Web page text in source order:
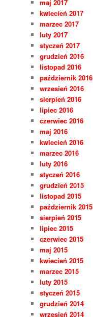
maj 2017
kwiecień 2017
marzec 2017
luty 2017
styczeń 2017
grudzień 2016
listopad 2016
październik 2016
wrzesień 2016
sierpień 2016
lipiec 2016
czerwiec 2016
maj 2016
kwiecień 2016
marzec 2016
luty 2016
styczeń 2016
grudzień 2015
listopad 2015
październik 2015
sierpień 2015
lipiec 2015
czerwiec 2015
maj 2015
kwiecień 2015
marzec 2015
luty 2015
styczeń 2015
grudzień 2014
wrzesień 2014